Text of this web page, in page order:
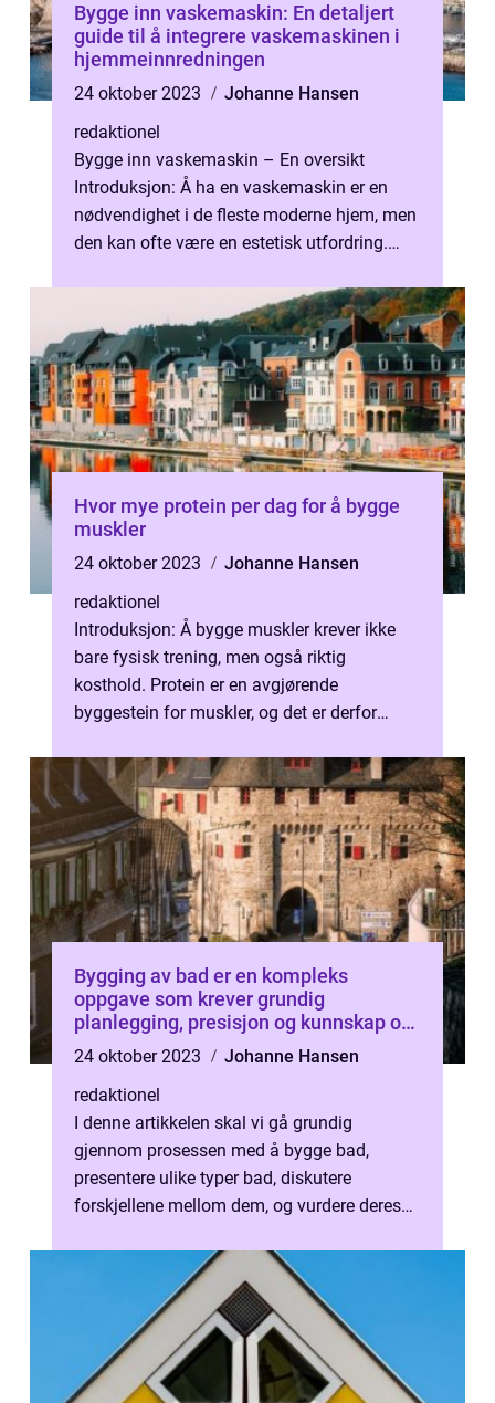
Bygge inn vaskemaskin: En detaljert
guide til å integrere vaskemaskinen i
hjemmeinnredningen
24 oktober 2023
Johanne Hansen
redaktionel
Bygge inn vaskemaskin – En oversikt
Introduksjon: Å ha en vaskemaskin er en
nødvendighet i de fleste moderne hjem, men
den kan ofte være en estetisk utfordring.
Hvor mye protein per dag for å bygge
muskler
24 oktober 2023
Johanne Hansen
redaktionel
Introduksjon: Å bygge muskler krever ikke
bare fysisk trening, men også riktig
kosthold. Protein er en avgjørende
byggestein for muskler, og det er derfor
i...
Bygging av bad er en kompleks
oppgave som krever grundig
planlegging, presisjon og kunnskap om
ulike materialer og teknikker
24 oktober 2023
Johanne Hansen
redaktionel
I denne artikkelen skal vi gå grundig
gjennom prosessen med å bygge bad,
presentere ulike typer bad, diskutere
forskjellene mellom dem, og vurdere deres